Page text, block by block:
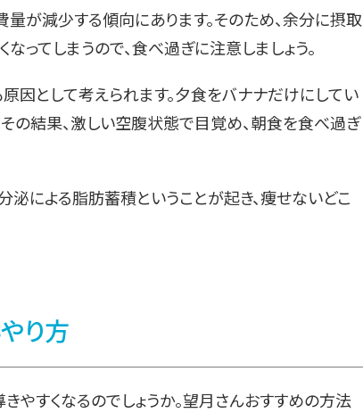
が減少する傾向にあります。そのため、余分に摂取
なってしまうので、食べ過ぎに注意しましょう。
原因として考えられます。夕食をバナナだけにしてい
の結果、激しい空腹状態で目覚め、朝食を食べ過ぎ
泌による脂肪蓄積ということが起き、痩せないどこ
り方
やすくなるのでしょうか。望月さんおすすめの方法